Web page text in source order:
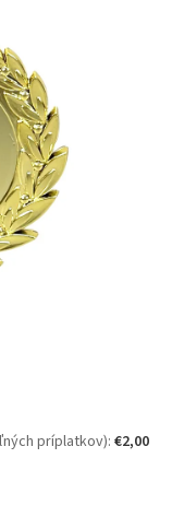
príplatkov): €2,00